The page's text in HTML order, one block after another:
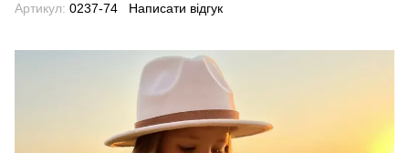
Артикул: 0237-74 Написати відгук